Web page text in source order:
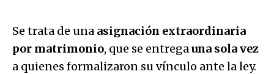
Se trata de una asignación extraordinaria
por matrimonio, que se entregauna sola vez
a quienes formalizaron su vínculo ante la ley.